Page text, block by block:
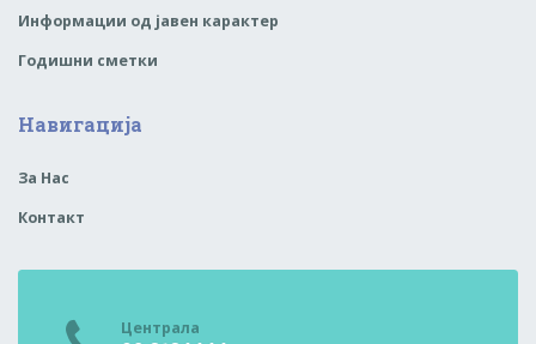
Информации од јавен карактер
Годишни сметки
Навигација
За Нас
Контакт
Централа